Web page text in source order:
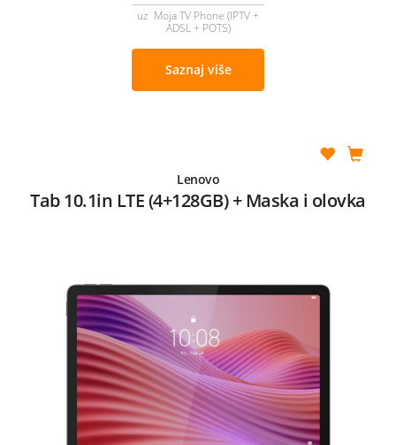
uz Moja TV Phone (IPTV +
ADSL + POTS)
Saznaj više
Lenovo
Tab 10.1in LTE (4+128GB) + Maska i olovka